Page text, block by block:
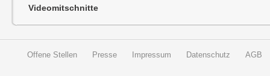
Videomitschnitte
Offene Stellen Presse Impressum Datenschutz AGB